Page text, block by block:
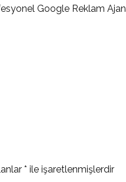
Google Reklam
* ile işaretlenmişlerdir